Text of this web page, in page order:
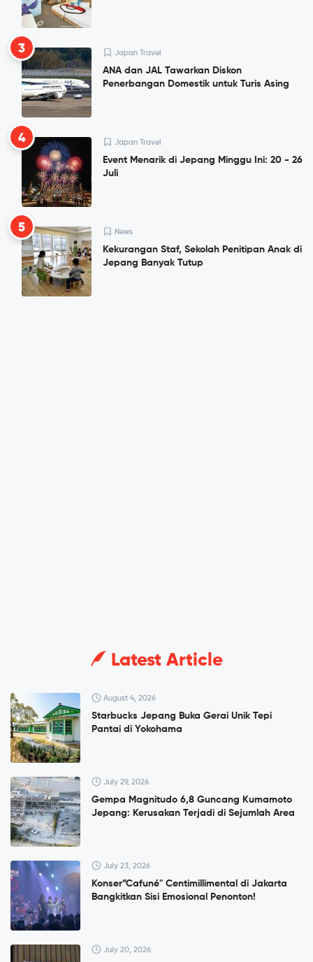
3 Japan Travel
ANA dan JAL Tawarkan Diskon
Penerbangan Domestik untuk Turis Asing
4 Japan Travel
Event Menarik di Jepang Minggu Ini: 20 - 26
Juli
5 News
Kekurangan Staf, Sekolah Penitipan Anak di
Jepang Banyak Tutup
Latest Article
August 4, 2026
Starbucks Jepang Buka Gerai Unik Tepi
Pantai di Yokohama
July 29, 2026
Gempa Magnitudo 6,8 Guncang Kumamoto
Jepang: Kerusakan Terjadi di Sejumlah Area
July 23, 2026
Konser”Cafuné" Centimillimental di Jakarta
Bangkitkan Sisi Emosional Penonton!
July 20, 2026